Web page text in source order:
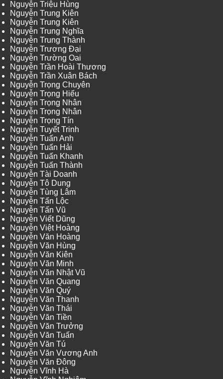
Nguyễn Triệu Hùng
Nguyễn Trung Kiên
Nguyễn Trung Kiên
Nguyễn Trung Nghĩa
Nguyễn Trung Thành
Nguyễn Trương Đại
Nguyễn Trường Oai
Nguyễn Trần Hoài Thương
Nguyễn Trần Xuân Bách
Nguyễn Trọng Chuyên
Nguyễn Trọng Hiếu
Nguyễn Trọng Nhân
Nguyễn Trọng Nhân
Nguyễn Trọng Tín
Nguyễn Tuyết Trinh
Nguyễn Tuấn Anh
Nguyễn Tuấn Hải
Nguyễn Tuấn Khanh
Nguyễn Tuấn Thành
Nguyễn Tài Doanh
Nguyễn Tô Dung
Nguyễn Tùng Lâm
Nguyễn Tấn Lộc
Nguyễn Tấn Vũ
Nguyễn Viết Dũng
Nguyễn Việt Hoàng
Nguyễn Văn Hoàng
Nguyễn Văn Hùng
Nguyễn Văn Kiên
Nguyễn Văn Minh
Nguyễn Văn Nhật Vũ
Nguyễn Văn Quang
Nguyễn Văn Quý
Nguyễn Văn Thanh
Nguyễn Văn Thái
Nguyễn Văn Tiền
Nguyễn Văn Trưởng
Nguyễn Văn Tuấn
Nguyễn Văn Tú
Nguyễn Văn Vương Anh
Nguyễn Văn Đông
Nguyễn Vĩnh Hà